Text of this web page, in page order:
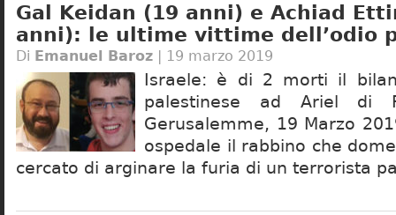
Gal Keidan (19 anni) e Achiad
anni): le ultime vittime dell’odio
Di Emanuel Baroz | 19 marzo 2019
Israele: è di 2 morti il
palestinese ad Ariel di
Gerusalemme, 19 Marzo
ospedale il rabbino che
cercato di arginare la furia di un terrorista